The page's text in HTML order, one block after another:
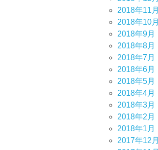
2018年11月
2018年10月
2018年9月
2018年8月
2018年7月
2018年6月
2018年5月
2018年4月
2018年3月
2018年2月
2018年1月
2017年12月